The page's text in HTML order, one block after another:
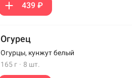
439 ₽
Огурец
Огурцы, кунжут белый
165 г · 8 шт.